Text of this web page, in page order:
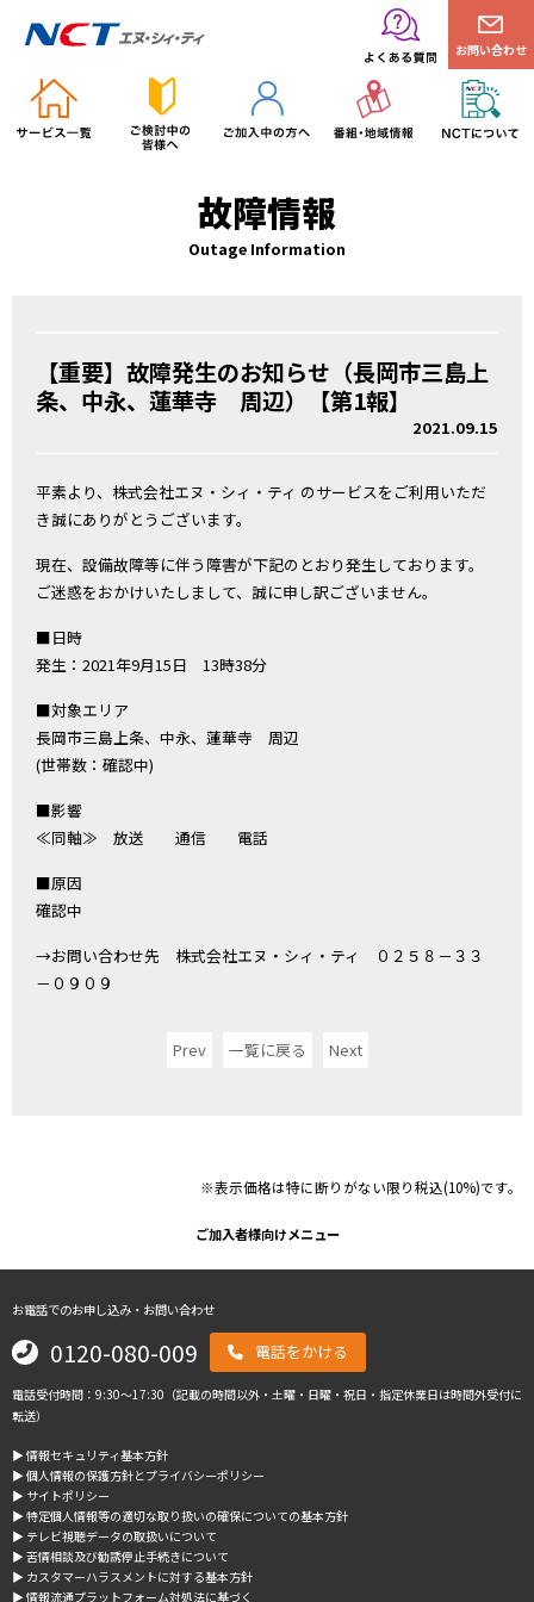
お問い合わせ
故障情報
Outage Information
【重要】故障発生のお知らせ（長岡市三島上
条、中永、蓮華寺 周辺）【第1報】
2021.09.15
平素より、株式会社エヌ・シィ・ティ のサービスをご利用いただ
き誠にありがとうございます。
現在、設備故障等に伴う障害が下記のとおり発生しております。
ご迷惑をおかけいたしまして、誠に申し訳ございません。
■日時
発生：2021年9月15日 13時38分
■対象エリア
長岡市三島上条、中永、蓮華寺 周辺
(世帯数：確認中)
■影響
≪同軸≫ 放送 通信 電話
■原因
確認中
→お問い合わせ先 株式会社エヌ・シィ・ティ ０２５８－３３
－０９０９
Prev 一覧に戻る Next
※表示価格は特に断りがない限り税込(10%)です。
ご加入者様向けメニュー
お電話でのお申し込み・お問い合わせ
0120-080-009 電話をかける
電話受付時間：9:30～17:30（記載の時間以外・土曜・日曜・祝日・指定休業日は時間外受付に
転送）
▶︎ 情報セキュリティ基本方針
▶︎ 個人情報の保護方針とプライバシーポリシー
▶︎ サイトポリシー
▶︎ 特定個人情報等の適切な取り扱いの確保についての基本方針
▶︎ テレビ視聴データの取扱いについて
▶︎ 苦情相談及び勧誘停止手続きについて
▶︎ カスタマーハラスメントに対する基本方針
▶︎ 情報流通プラットフォーム対処法に基づく